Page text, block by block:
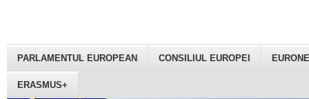
PARLAMENTUL EUROPEAN CONSILIUL EUROPEI
ERASMUS+